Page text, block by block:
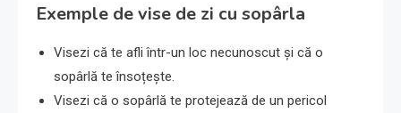
Exemple de vise de zi cu sopârla
Visezi că te afli într-un loc necunoscut și că o
sopârlă te însoțește.
Visezi că o sopârlă te protejează de un pericol